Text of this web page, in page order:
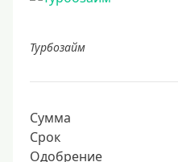
Турбозайм
Сумма
Срок
Одобрение